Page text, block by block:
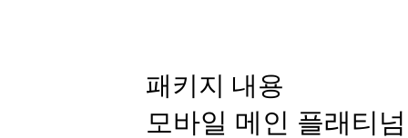
패키지 내용
모바일 메인 플래티